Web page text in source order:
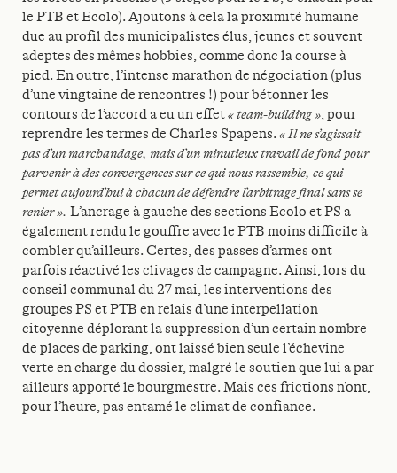
le PTB et Ecolo). Ajoutons à cela la proximité humaine
due au profil des municipalistes élus, jeunes et souvent
adeptes des mêmes hobbies, comme donc la course à
pied. En outre, l’intense marathon de négociation (plus
d’une vingtaine de rencontres !) pour bétonner les
contours de l’accord a eu un effet« team-building », pour
reprendre les termes de Charles Spapens. « Il ne s’agissait
pas d’un marchandage, mais d’un minutieux travail de fond pour
parvenir à des convergences sur ce qui nous rassemble, ce qui
permet aujourd’hui à chacun de défendre l’arbitrage final sans se
renier ». L’ancrage à gauche des sections Ecolo et PS a
également rendu le gouffre avec le PTB moins difficile à
combler qu’ailleurs. Certes, des passes d’armes ont
parfois réactivé les clivages de campagne. Ainsi, lors du
conseil communal du 27 mai, les interventions des
groupes PS et PTB en relais d’une interpellation
citoyenne déplorant la suppression d’un certain nombre
de places de parking, ont laissé bien seule l’échevine
verte en charge du dossier, malgré le soutien que lui a par
ailleurs apporté le bourgmestre. Mais ces frictions n’ont,
pour l’heure, pas entamé le climat de confiance.